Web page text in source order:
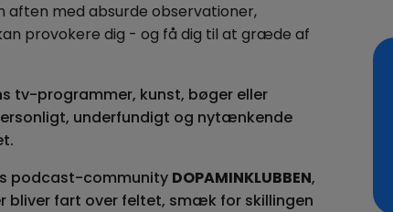
aften med absurde observationer,
provokere dig - og få dig til at græde af
s tv-programmer, kunst, bøger eller
underfundigt og nytænkende
podcast-community DOPAMINKLUBBEN,
fart over feltet, smæk for skillingen